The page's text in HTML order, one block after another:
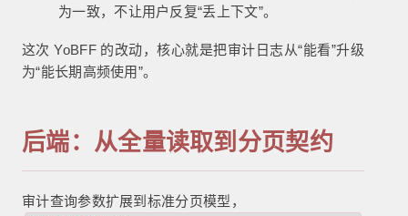
为一致，不让用户反复“丢上下文”。
这次 YoBFF 的改动，核心就是把审计日志从“能看”升级
为“能长期高频使用”。
后端：从全量读取到分页契约
审计查询参数扩展到标准分页模型，